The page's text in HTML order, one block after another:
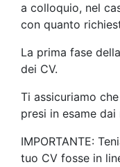
a colloquio, nel
con quanto
La prima fase
dei CV.
Ti assicuriamo
presi in esame
IMPORTANTE:
tuo CV fosse in